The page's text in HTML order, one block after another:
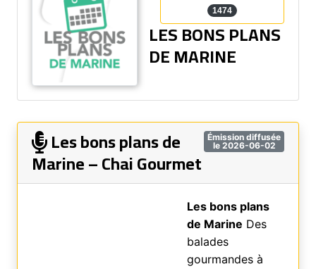
1474
LES BONS PLANS
DE MARINE
Émission diffusée
le 2026-06-02
Les bons plans de
Marine – Chai Gourmet
Les bons plans
de Marine Des
balades
gourmandes à